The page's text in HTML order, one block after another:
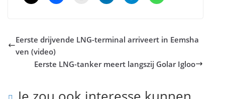
Eerste drijvende LNG-terminal arriveert in Eemsha
ven (video)
Eerste LNG-tanker meert langszij Golar Igloo